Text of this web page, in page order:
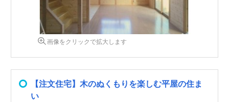
画像をクリックで拡大します
【注文住宅】木のぬくもりを楽しむ平屋の住ま
い